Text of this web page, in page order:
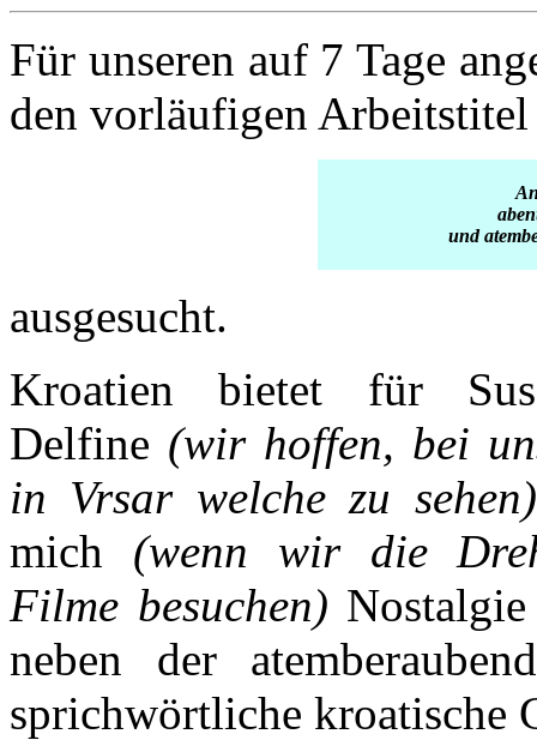
Für unseren auf 7 Tage
den vorläufigen Arbeitstitel
und
ausgesucht.
Kroatien bietet für
Delfine (wir hoffen, bei
in Vrsar welche zu sehen)
mich (wenn wir die
Filme besuchen)
neben der
sprichwörtliche kroatische